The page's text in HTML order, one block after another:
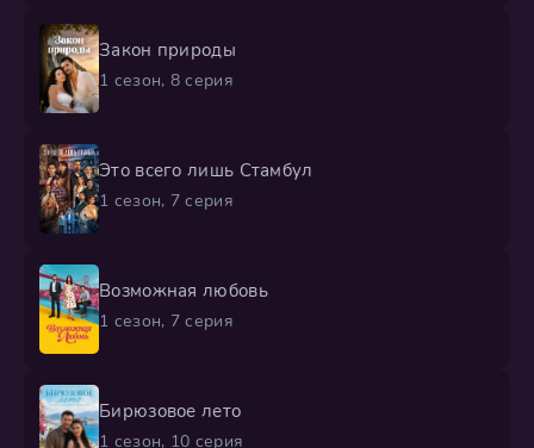
Закон природы
1 сезон, 8 серия
Это всего лишь Стамбул
1 сезон, 7 серия
Возможная любовь
1 сезон, 7 серия
Бирюзовое лето
1 сезон, 10 серия